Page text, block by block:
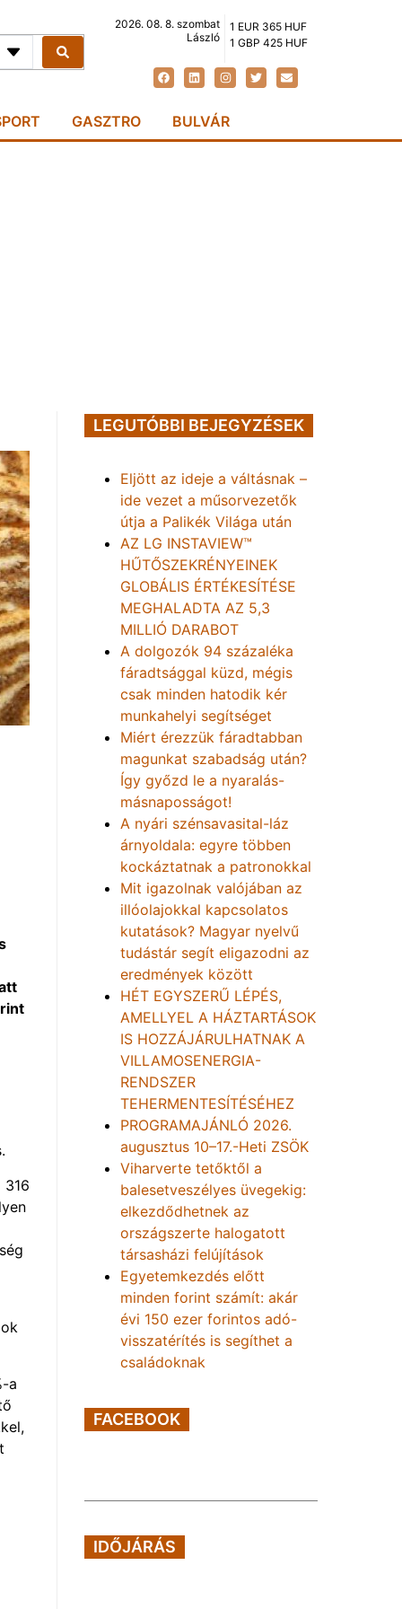
2026. 08. 8. szombat
László
1 EUR 365 HUF
1 GBP 425 HUF
GASZTRO BULVÁR
a
LEGUTÓBBI BEJEGYZÉSEK
Eljött az ideje a váltásnak –
ide vezet a műsorvezetők
útja a Palikék Világa után
AZ LG INSTAVIEW™
HŰTŐSZEKRÉNYEINEK
GLOBÁLIS ÉRTÉKESÍTÉSE
MEGHALADTA AZ 5,3
MILLIÓ DARABOT
A dolgozók 94 százaléka
fáradtsággal küzd, mégis
csak minden hatodik kér
munkahelyi segítséget
Miért érezzük fáradtabban
magunkat szabadság után?
Így győzd le a nyaralás-
másnaposságot!
A nyári szénsavasital-láz
árnyoldala: egyre többen
kockáztatnak a patronokkal
Mit igazolnak valójában az
illóolajokkal kapcsolatos
kutatások? Magyar nyelvű
tudástár segít eligazodni az
eredmények között
HÉT EGYSZERŰ LÉPÉS,
AMELLYEL A HÁZTARTÁSOK
IS HOZZÁJÁRULHATNAK A
VILLAMOSENERGIA-
RENDSZER
TEHERMENTESÍTÉSÉHEZ
PROGRAMAJÁNLÓ 2026.
augusztus 10–17.-Heti ZSÖK
Viharverte tetőktől a
balesetveszélyes üvegekig:
elkezdődhetnek az
országszerte halogatott
társasházi felújítások
Egyetemkezdés előtt
minden forint számít: akár
évi 150 ezer forintos adó-
visszatérítés is segíthet a
családoknak
FACEBOOK
IDŐJÁRÁS